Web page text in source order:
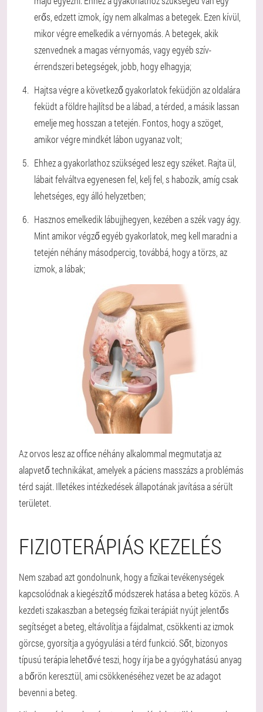
erős, edzett izmok, így nem alkalmas a betegek. Ezen kívül,
mikor végre emelkedik a vérnyomás. A betegek, akik
szenvednek a magas vérnyomás, vagy egyéb szív-
érrendszeri betegségek, jobb, hogy elhagyja;
Hajtsa végre a következő gyakorlatok feküdjön az oldalára
feküdt a földre hajlítsd be a lábad, a térded, a másik lassan
emelje meg hosszan a tetején. Fontos, hogy a szöget,
amikor végre mindkét lábon ugyanaz volt;
Ehhez a gyakorlathoz szükséged lesz egy széket. Rajta ül,
lábait felváltva egyenesen fel, kelj fel, s habozik, amíg csak
lehetséges, egy álló helyzetben;
Hasznos emelkedik lábujjhegyen, kezében a szék vagy ágy.
Mint amikor végző egyéb gyakorlatok, meg kell maradni a
tetején néhány másodpercig, továbbá, hogy a törzs, az
izmok, a lábak;
Az orvos lesz az office néhány alkalommal megmutatja az
alapvető technikákat, amelyek a páciens masszázs a problémás
térd saját. Illetékes intézkedések állapotának javítása a sérült
területet.
FIZIOTERÁPIÁS KEZELÉS
Nem szabad azt gondolnunk, hogy a fizikai tevékenységek
kapcsolódnak a kiegészítő módszerek hatása a beteg közös. A
kezdeti szakaszban a betegség fizikai terápiát nyújt jelentős
segítséget a beteg, eltávolítja a fájdalmat, csökkenti az izmok
görcse, gyorsítja a gyógyulási a térd funkció. Sőt, bizonyos
típusú terápia lehetővé teszi, hogy írja be a gyógyhatású anyag
a bőrön keresztül, ami csökkenéséhez vezet be az adagot
bevenni a beteg.